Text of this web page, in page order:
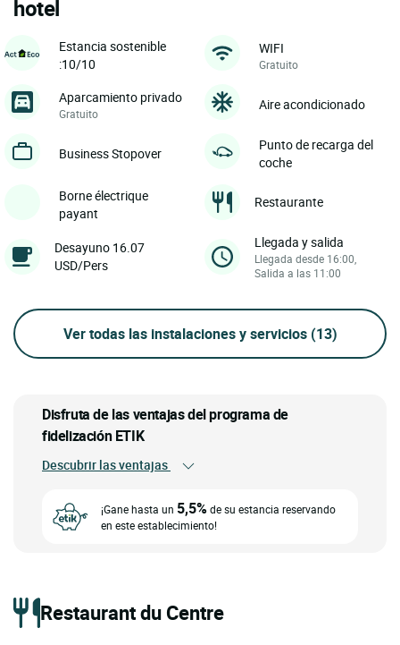
hotel
Estancia sostenible
:10/10
WIFI
Gratuito
Aparcamiento privado
Gratuito
Aire acondicionado
Business Stopover
Punto de recarga del
coche
Borne électrique
payant
Restaurante
Desayuno 16.07
USD/Pers
Llegada y salida
Llegada desde 16:00,
Salida a las 11:00
Ver todas las instalaciones y servicios (13)
Disfruta de las ventajas del programa de
fidelización ETIK
Descubrir las ventajas
¡Gane hasta un 5,5%de su estancia reservando
en este establecimiento!
Restaurant du Centre